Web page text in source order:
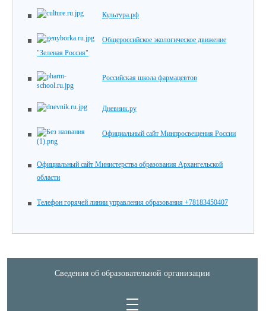
Культура.рф
Общероссийское экологическое движение
"Зеленая Россия"
Российская школа фармацевтов
Дневник.ру
Официальный сайт Минпросвещения России
Официальный сайт Министерства образования Архангельской
области
Телефон горячей линии управления образования +78183450407
Сведения об образовательной организации